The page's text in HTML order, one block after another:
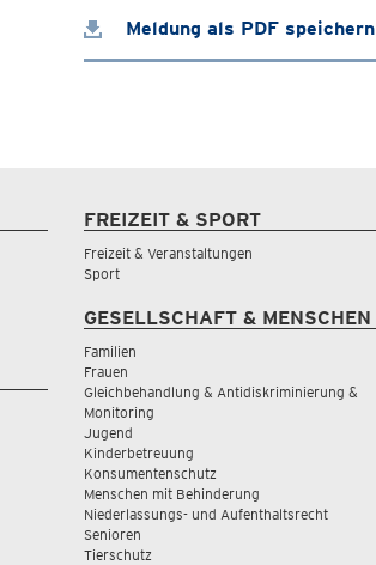
Meldung als PDF speichern
FREIZEIT & SPORT
Freizeit & Veranstaltungen
Sport
GESELLSCHAFT & MENSCHEN
Familien
Frauen
Gleichbehandlung & Antidiskriminierung &
Monitoring
Jugend
Kinderbetreuung
Konsumentenschutz
Menschen mit Behinderung
Niederlassungs- und Aufenthaltsrecht
Senioren
Tierschutz